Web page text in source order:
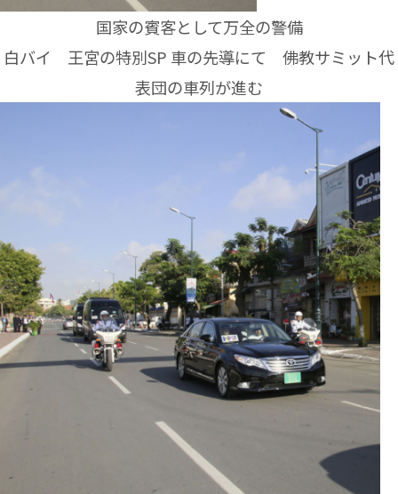
国家の賓客として万全の警備
白バイ 王宮の特別SP 車の先導にて 佛教サミット代
表団の車列が進む